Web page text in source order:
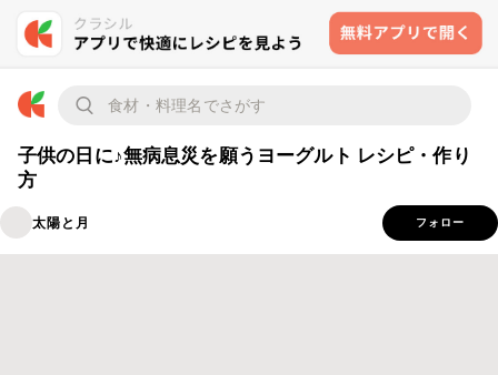
子供の日に♪無病息災を願うヨーグルト レシピ・作り
方
太陽と月 フォロー